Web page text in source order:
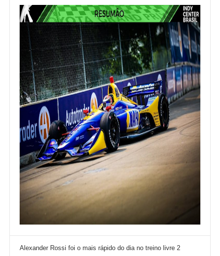
Alexander Rossi foi o mais rápido do dia no treino livre 2